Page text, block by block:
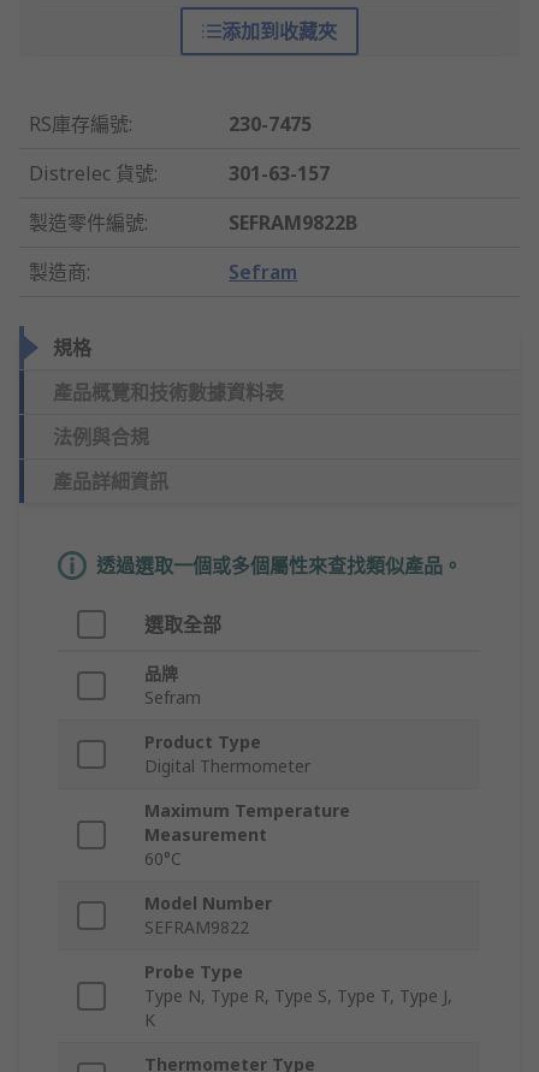
添加到收藏夾
RS庫存編號:
230-7475
Distrelec 貨號:
301-63-157
製造零件編號:
SEFRAM9822B
製造商: Sefram
規格
產品概覽和技術數據資料表
法例與合規
產品詳細資訊
透過選取一個或多個屬性來查找類似產品。
選取全部
品牌
Sefram
Product Type
Digital Thermometer
Maximum Temperature
Measurement
60°C
Model Number
SEFRAM9822
Probe Type
Type N, Type R, Type S, Type T, Type J,
K
Thermometer Type